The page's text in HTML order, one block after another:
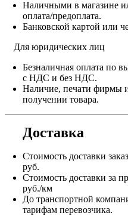
Наличными в магазине
оплата/предоплата.
Банковской картой или
Для юридических лиц
Безналичная оплата по
с НДС и без НДС.
Наличие, печати фирмы
получении товара.
Доставка
Стоимость доставки
руб.
Стоимость доставки за
руб./км
До транспортной
тарифам перевозчика.